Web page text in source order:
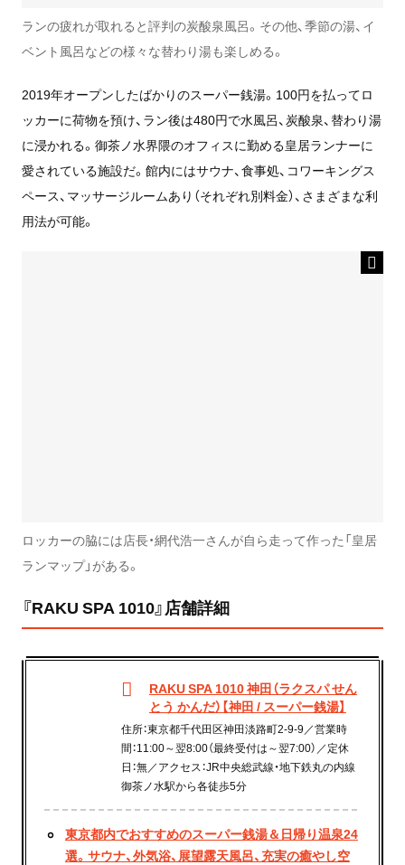
ランの疲れが取れると評判の炭酸泉風呂。その他、季節の湯、イ
ベント風呂などの様々な替わり湯も楽しめる。
2019年オープンしたばかりのスーパー銭湯。100円を払ってロ
ッカーに荷物を預け、ラン後は480円で水風呂、炭酸泉、替わり湯
に浸かれる。御茶ノ水界隈のオフィスに勤める皇居ランナーに
愛されている施設だ。館内にはサウナ、食事処、コワーキングス
ペース、マッサージルームあり（それぞれ別料金）、さまざまな利
用法が可能。
ロッカーの脇には店長・網代浩一さんが自ら走って作った「皇居
ランマップ」がある。
『RAKU SPA 1010』店舗詳細
RAKU SPA 1010 神田（ラクスパ せん
とう かんだ）【神田 / スーパー銭湯】
住所：東京都千代田区神田淡路町2-9-9／営業時
間：11:00～翌8:00（最終受付は～翌7:00）／定休
日：無／アクセス：JR中央総武線・地下鉄丸の内線
御茶ノ水駅から各徒歩5分
東京都内でおすすめのスーパー銭湯＆日帰り温泉24
選。サウナ、外気浴、展望露天風呂、充実の癒やし空